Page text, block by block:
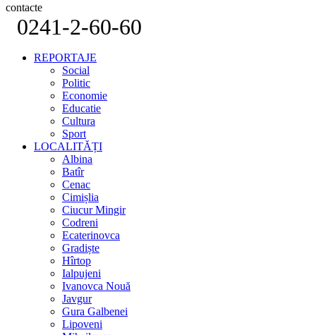
contacte
0241-2-60-60
REPORTAJE
Social
Politic
Economie
Educatie
Cultura
Sport
LOCALITĂȚI
Albina
Batîr
Cenac
Cimișlia
Ciucur Mingir
Codreni
Ecaterinovca
Gradiște
Hîrtop
Ialpujeni
Ivanovca Nouă
Javgur
Gura Galbenei
Lipoveni